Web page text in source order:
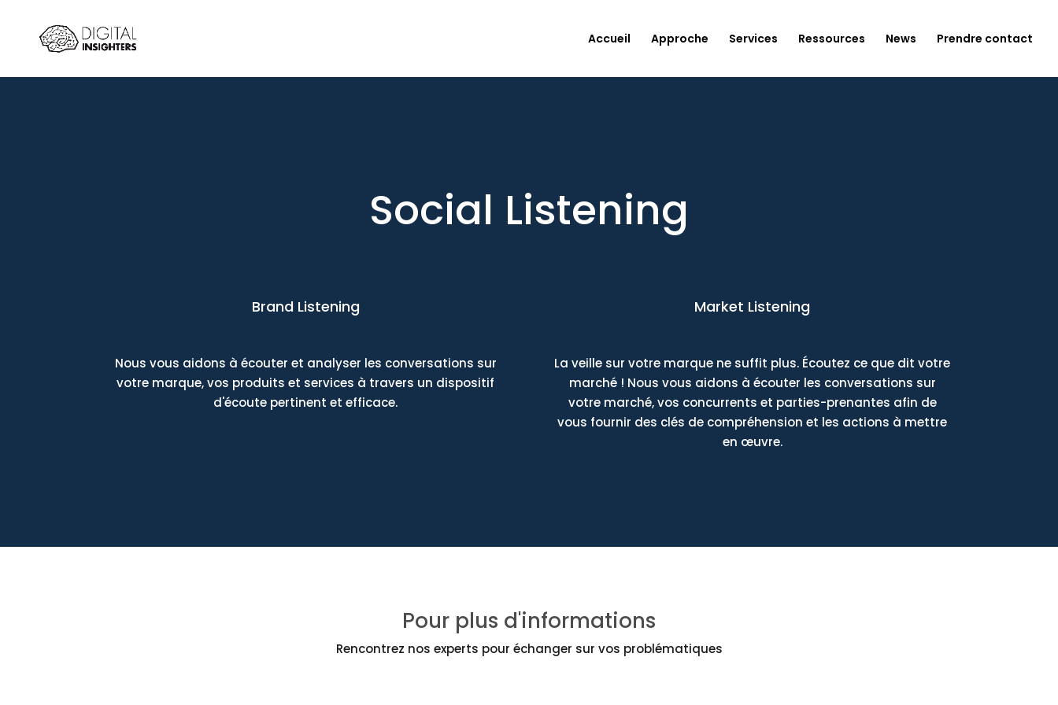
Accueil Approche Services Ressources News Prendre contact
Social Listening
Brand Listening
Nous vous aidons à écouter et analyser les conversations sur
votre marque, vos produits et services à travers un dispositif
d'écoute pertinent et efficace.
Market Listening
La veille sur votre marque ne suffit plus. Écoutez ce que dit votre
marché ! Nous vous aidons à écouter les conversations sur
votre marché, vos concurrents et parties-prenantes afin de
vous fournir des clés de compréhension et les actions à mettre
en œuvre.
Pour plus d'informations
Rencontrez nos experts pour échanger sur vos problématiques